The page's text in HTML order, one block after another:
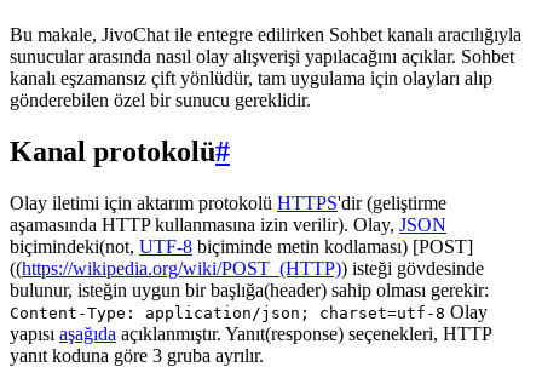
Bu makale, JivoChat ile entegre edilirken Sohbet kanalı aracılığıyla
sunucular arasında nasıl olay alışverişi yapılacağını açıklar. Sohbet
kanalı eşzamansız çift yönlüdür, tam uygulama için olayları alıp
gönderebilen özel bir sunucu gereklidir.
Kanal protokolü#
Olay iletimi için aktarım protokolü HTTPS'dir (geliştirme
aşamasında HTTP kullanmasına izin verilir). Olay, JSON
biçimindeki(not, UTF-8 biçiminde metin kodlaması) [POST]
((https://wikipedia.org/wiki/POST_(HTTP)) isteği gövdesinde
bulunur, isteğin uygun bir başlığa(header) sahip olması gerekir:
Content-Type: application/json; charset=utf-8 Olay
yapısı aşağıda açıklanmıştır. Yanıt(response) seçenekleri, HTTP
yanıt koduna göre 3 gruba ayrılır.